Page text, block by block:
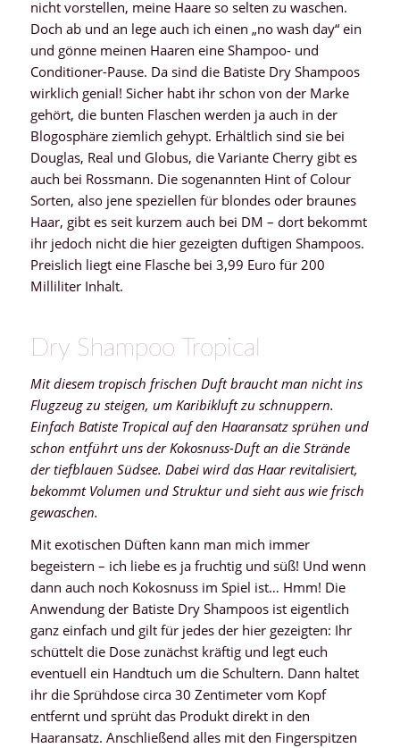
nicht vorstellen, meine Haare so selten zu waschen.
Doch ab und an lege auch ich einen „no wash day“ ein
und gönne meinen Haaren eine Shampoo- und
Conditioner-Pause. Da sind die Batiste Dry Shampoos
wirklich genial! Sicher habt ihr schon von der Marke
gehört, die bunten Flaschen werden ja auch in der
Blogosphäre ziemlich gehypt. Erhältlich sind sie bei
Douglas, Real und Globus, die Variante Cherry gibt es
auch bei Rossmann. Die sogenannten Hint of Colour
Sorten, also jene speziellen für blondes oder braunes
Haar, gibt es seit kurzem auch bei DM – dort bekommt
ihr jedoch nicht die hier gezeigten duftigen Shampoos.
Preislich liegt eine Flasche bei 3,99 Euro für 200
Milliliter Inhalt.
Dry Shampoo Tropical
Mit diesem tropisch frischen Duft braucht man nicht ins
Flugzeug zu steigen, um Karibikluft zu schnuppern.
Einfach Batiste Tropical auf den Haaransatz sprühen und
schon entführt uns der Kokosnuss-Duft an die Strände
der tiefblauen Südsee. Dabei wird das Haar revitalisiert,
bekommt Volumen und Struktur und sieht aus wie frisch
gewaschen.
Mit exotischen Düften kann man mich immer
begeistern – ich liebe es ja fruchtig und süß! Und wenn
dann auch noch Kokosnuss im Spiel ist… Hmm! Die
Anwendung der Batiste Dry Shampoos ist eigentlich
ganz einfach und gilt für jedes der hier gezeigten: Ihr
schüttelt die Dose zunächst kräftig und legt euch
eventuell ein Handtuch um die Schultern. Dann haltet
ihr die Sprühdose circa 30 Zentimeter vom Kopf
entfernt und sprüht das Produkt direkt in den
Haaransatz. Anschließend alles mit den Fingerspitzen